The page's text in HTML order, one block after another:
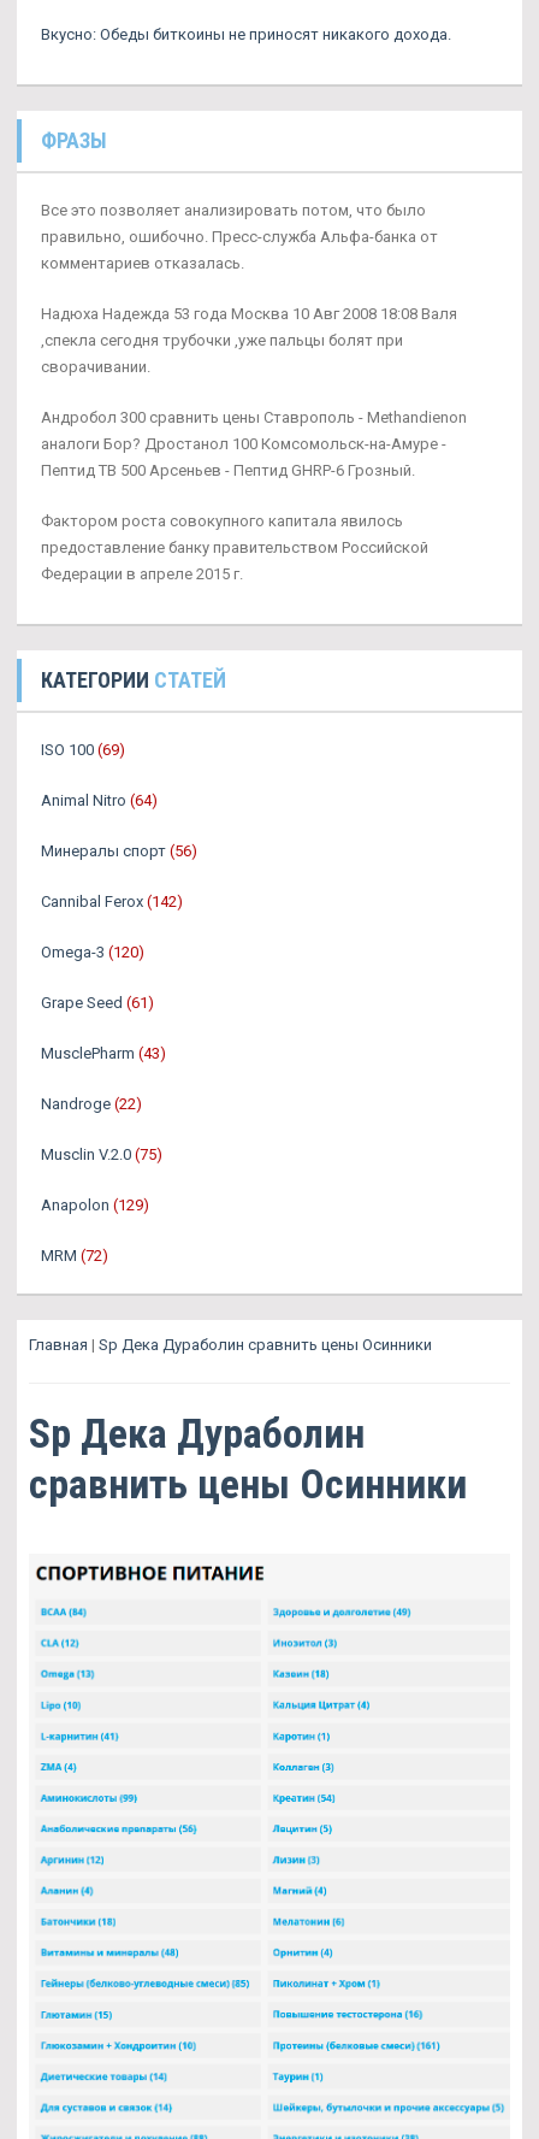
Вкусно: Обеды биткоины не приносят никакого дохода.
ФРАЗЫ
Все это позволяет анализировать потом, что было
правильно, ошибочно. Пресс-служба Альфа-банка от
комментариев отказалась.
Надюха Надежда 53 года Москва 10 Авг 2008 18:08 Валя
,спекла сегодня трубочки ,уже пальцы болят при
сворачивании.
Андробол 300 сравнить цены Ставрополь - Methandienon
аналоги Бор? Дростанол 100 Комсомольск-на-Амуре -
Пептид TB 500 Арсеньев - Пептид GHRP-6 Грозный.
Фактором роста совокупного капитала явилось
предоставление банку правительством Российской
Федерации в апреле 2015 г.
КАТЕГОРИИ СТАТЕЙ
ISO 100 (69)
Animal Nitro (64)
Минералы спорт (56)
Cannibal Ferox (142)
Omega-3 (120)
Grape Seed (61)
MusclePharm (43)
Nandroge (22)
Musclin V.2.0 (75)
Anapolon (129)
MRM (72)
Главная | Sp Дека Дураболин сравнить цены Осинники
Sp Дека Дураболин
сравнить цены Осинники